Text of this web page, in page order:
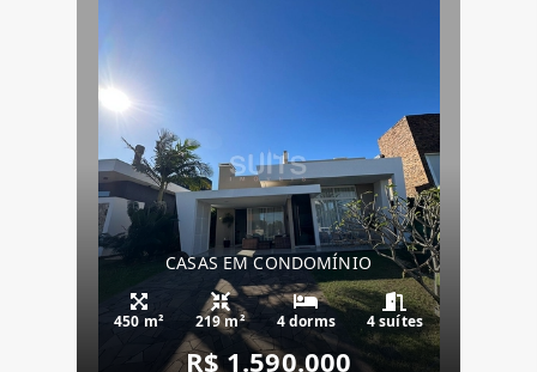
CASAS EM CONDOMÍNIO
450 m² 219 m² 4 dorms 4 suítes
R$ 1.590.000